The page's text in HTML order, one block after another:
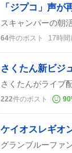
「ジプコ」声
64件のポスト 17時間
222件のポスト 90
ケイオスレギオ